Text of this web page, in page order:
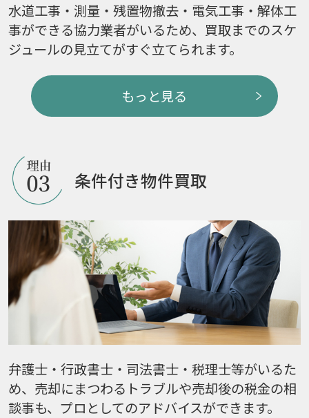
水道工事・測量・残置物撤去・電気工事・解体工
事ができる協力業者がいるため、買取までのスケ
ジュールの見立てがすぐ立てられます。
もっと見る
条件付き物件買取
弁護士・行政書士・司法書士・税理士等がいるた
め、売却にまつわるトラブルや売却後の税金の相
談事も、プロとしてのアドバイスができます。